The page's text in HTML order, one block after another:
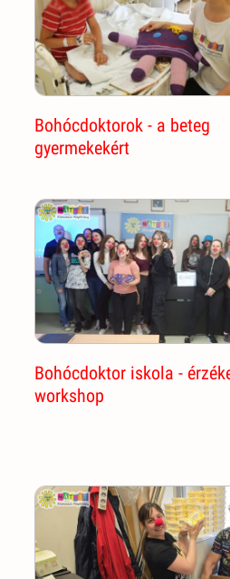
Bohócdoktorok - a beteg
gyermekekért
Bohócdoktor iskola -
workshop